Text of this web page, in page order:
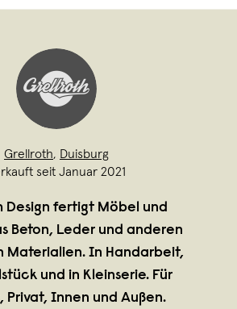
Grellroth, Duisburg
seit Januar 2021
Design fertigt Möbel und
Beton, Leder und anderen
Materialien. In Handarbeit,
und in Kleinserie. Für
Privat, Innen und Außen.